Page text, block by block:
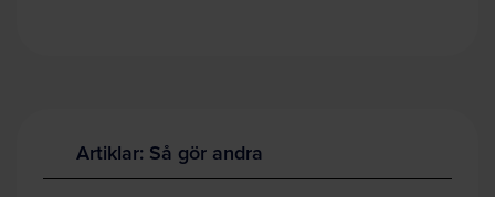
Artiklar: Så gör andra